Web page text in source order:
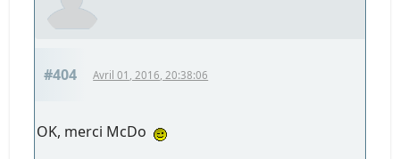
#404 Avril 01, 2016, 20:38:06
OK, merci McDo